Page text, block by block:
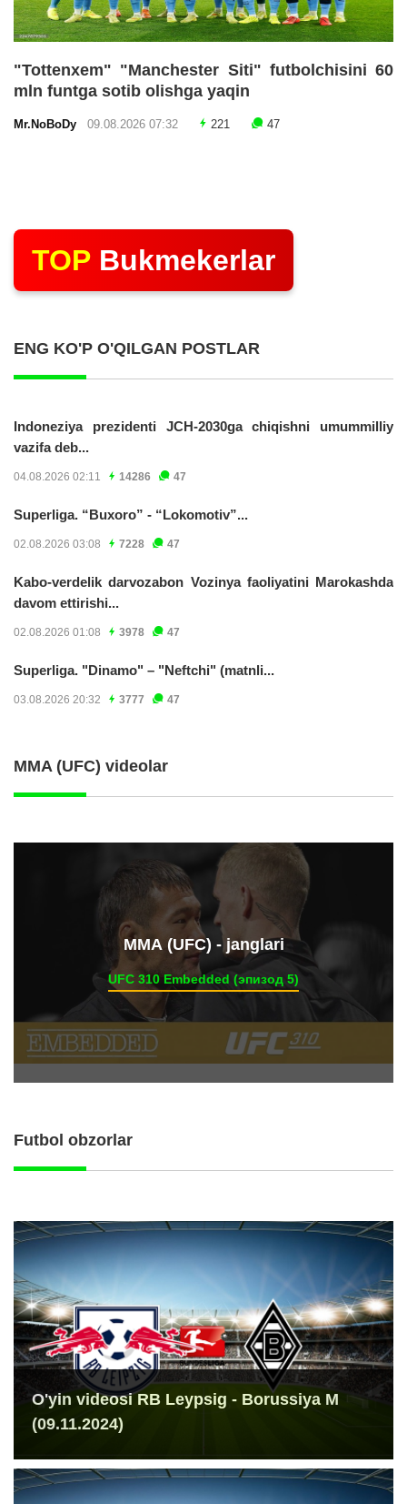
"Tottenxem" "Manchester Siti" futbolchisini 60
mln funtga sotib olishga yaqin
Mr.NoBoDy 09.08.2026 07:32 221 47
TOP Bukmekerlar
ENG KO'P O'QILGAN POSTLAR
Indoneziya prezidenti JCH-2030ga chiqishni umummilliy
vazifa deb...
04.08.2026 02:11 14286 47
Superliga. “Buxoro” - “Lokomotiv”...
02.08.2026 03:08 7228 47
Kabo-verdelik darvozabon Vozinya faoliyatini Marokashda
davom ettirishi...
02.08.2026 01:08 3978 47
Superliga. "Dinamo" – "Neftchi" (matnli...
03.08.2026 20:32 3777 47
MMA (UFC) videolar
ММА (UFC) - janglari
UFC 310 Embedded (эпизод 5)
Futbol obzorlar
O'yin videosi RB Leypsig - Borussiya M
(09.11.2024)